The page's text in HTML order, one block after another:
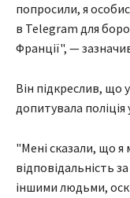
попросили, я
в Telegram для
Франції", —
Він підкреслив, що
допитувала поліція
"Мені сказали, що я
відповідальність
іншими людьми,